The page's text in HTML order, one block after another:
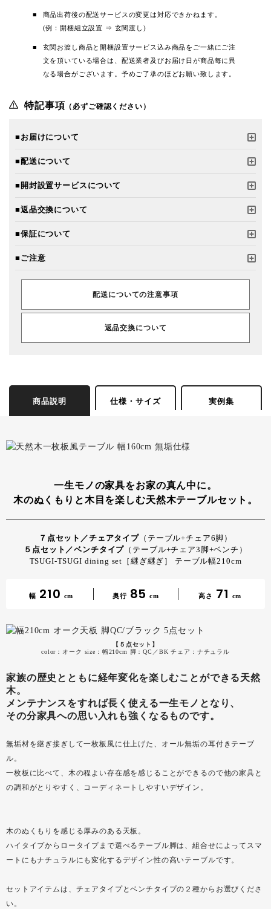
商品出荷後の配送サービスの変更は対応できかねます。
(例：開梱組立設置 ⇒ 玄関渡し)
玄関お渡し商品と開梱設置サービス込み商品をご一緒にご注
文を頂いている場合は、配送業者及びお届け日が商品毎に異
なる場合がございます。予めご了承のほどお願い致します。
特記事項 （必ずご確認ください）
■お届けについて
■配送について
■開封設置サービスについて
■返品交換について
■保証について
■ご注意
配送についての注意事項
返品交換について
商品説明 仕様・サイズ 実例集
一生モノの家具をお家の真ん中に。
木のぬくもりと木目を楽しむ天然木テーブルセット。
７点セット／チェアタイプ （テーブル+チェア6脚）
５点セット／ベンチタイプ （テーブル+チェア3脚+ベンチ）
TSUGI-TSUGI dining set［継ぎ継ぎ］ テーブル幅210cm
幅 210 cm 奥行 85 cm 高さ 71 cm
【５点セット】
color：オーク size：幅210cm 脚：QC／BK チェア：ナチュラル
家族の歴史とともに経年変化を楽しむことができる天然
木。
メンテナンスをすれば長く使える一生モノとなり、
その分家具への思い入れも強くなるものです。
無垢材を継ぎ接ぎして一枚板風に仕上げた、オール無垢の耳付きテーブ
ル。
一枚板に比べて、木の程よい存在感を感じることができるので他の家具と
の調和がとりやすく、コーディネートしやすいデザイン。
木のぬくもりを感じる厚みのある天板。
ハイタイプからロータイプまで選べるテーブル脚は、組合せによってスマ
ートにもナチュラルにも変化するデザイン性の高いテーブルです。
セットアイテムは、チェアタイプとベンチタイプの２種からお選びくださ
い。